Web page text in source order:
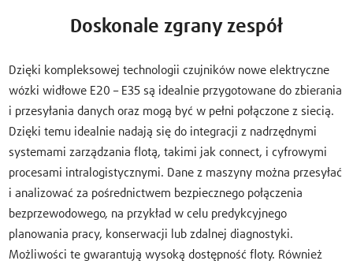
Doskonale zgrany zespół
Dzięki kompleksowej technologii czujników nowe elektryczne
wózki widłowe E20 – E35 są idealnie przygotowane do zbierania
i przesyłania danych oraz mogą być w pełni połączone z siecią.
Dzięki temu idealnie nadają się do integracji z nadrzędnymi
systemami zarządzania flotą, takimi jak connect, i cyfrowymi
procesami intralogistycznymi. Dane z maszyny można przesyłać
i analizować za pośrednictwem bezpiecznego połączenia
bezprzewodowego, na przykład w celu predykcyjnego
planowania pracy, konserwacji lub zdalnej diagnostyki.
Możliwości te gwarantują wysoką dostępność floty. Również